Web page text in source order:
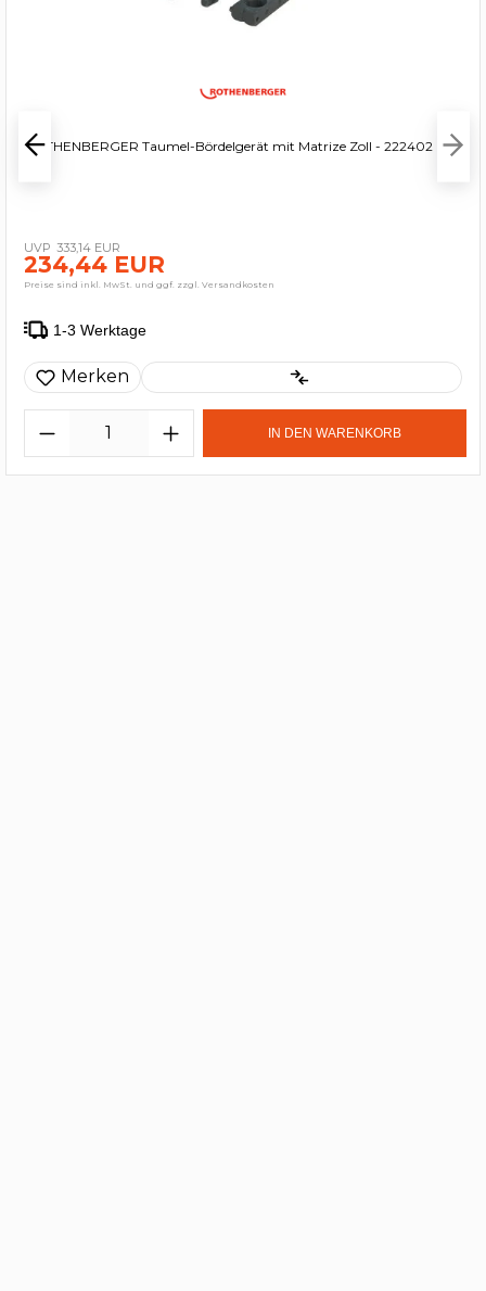
ROTHENBERGER Taumel-Bördelgerät mit Matrize Zoll - 222402
333,14 EUR
234,44 EUR
Preise sind inkl. MwSt. und ggf. zzgl. Versandkosten
1-3 Werktage
Merken
IN DEN WARENKORB